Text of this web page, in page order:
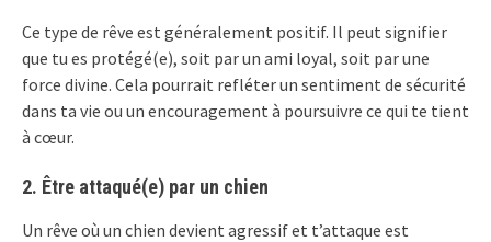
Ce type de rêve est généralement positif. Il peut signifier
que tu es protégé(e), soit par un ami loyal, soit par une
force divine. Cela pourrait refléter un sentiment de sécurité
dans ta vie ou un encouragement à poursuivre ce qui te tient
à cœur.
2. Être attaqué(e) par un chien
Un rêve où un chien devient agressif et t’attaque est